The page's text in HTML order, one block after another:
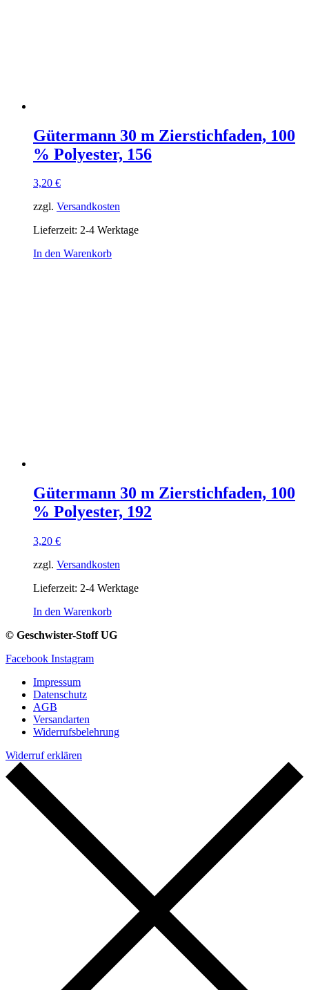
Gütermann 30 m Zierstichfaden, 100
% Polyester, 156
3,20 €
zzgl. Versandkosten
Lieferzeit: 2-4 Werktage
In den Warenkorb
Gütermann 30 m Zierstichfaden, 100
% Polyester, 192
3,20 €
zzgl. Versandkosten
Lieferzeit: 2-4 Werktage
In den Warenkorb
© Geschwister-Stoff UG
Facebook Instagram
Impressum
Datenschutz
AGB
Versandarten
Widerrufsbelehrung
Widerruf erklären